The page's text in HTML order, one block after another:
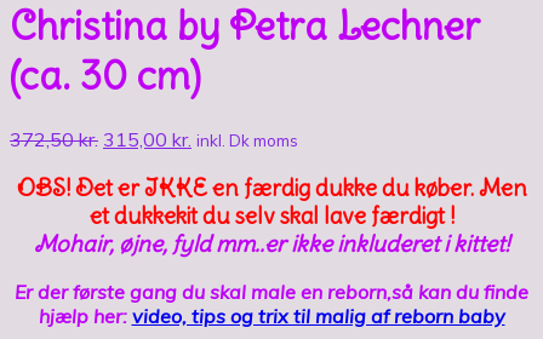
Christina by Petra Lechner
(ca. 30 cm)
372,50kr. 315,00 kr. inkl. Dk moms
OBS! Det er IKKE en færdig dukke du køber. Men
et dukkekit du selv skal lave færdigt !
Mohair, øjne, fyld mm..er ikke inkluderet i kittet!
Er der første gang du skal male en reborn,så kan du finde
hjælp her: video, tips og trix til malig af reborn baby